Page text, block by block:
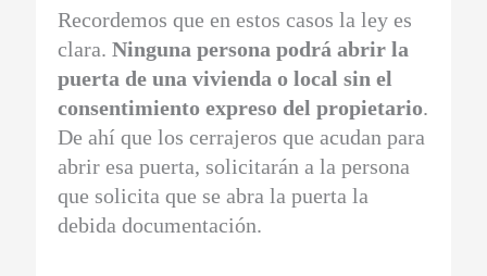
Recordemos que en estos casos la ley es
clara.Ninguna persona podrá abrir la
puerta de una vivienda o local sin el
consentimiento expreso del propietario.
De ahí que los cerrajeros que acudan para
abrir esa puerta, solicitarán a la persona
que solicita que se abra la puerta la
debida documentación.